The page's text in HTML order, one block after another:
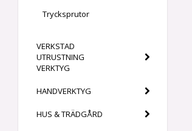
Trycksprutor
VERKSTAD
UTRUSTNING
VERKTYG
HANDVERKTYG
HUS & TRÄDGÅRD